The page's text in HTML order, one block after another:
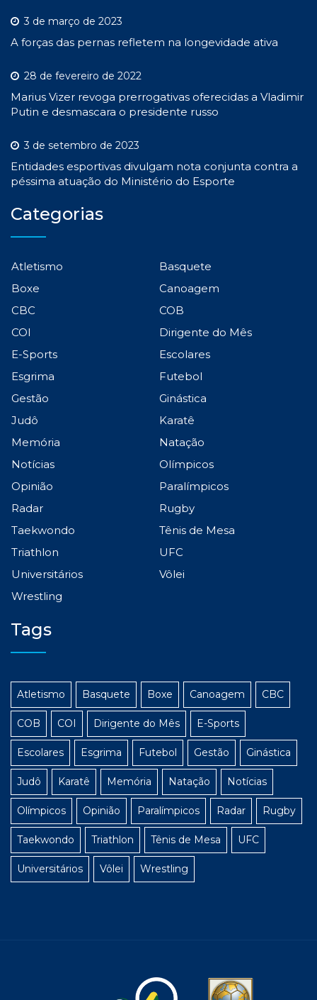
3 de março de 2023
A forças das pernas refletem na longevidade ativa
28 de fevereiro de 2022
Marius Vizer revoga prerrogativas oferecidas a Vladimir
Putin e desmascara o presidente russo
3 de setembro de 2023
Entidades esportivas divulgam nota conjunta contra a
péssima atuação do Ministério do Esporte
Categorias
Atletismo
Basquete
Boxe
Canoagem
CBC
COB
COI
Dirigente do Mês
E-Sports
Escolares
Esgrima
Futebol
Gestão
Ginástica
Judô
Karatê
Memória
Natação
Notícias
Olímpicos
Opinião
Paralímpicos
Radar
Rugby
Taekwondo
Tênis de Mesa
Triathlon
UFC
Universitários
Vôlei
Wrestling
Tags
Atletismo Basquete Boxe Canoagem CBC
COB COI Dirigente do Mês E-Sports
Escolares Esgrima Futebol Gestão Ginástica
Judô Karatê Memória Natação Notícias
Olímpicos Opinião Paralímpicos Radar Rugby
Taekwondo Triathlon Tênis de Mesa UFC
Universitários Vôlei Wrestling